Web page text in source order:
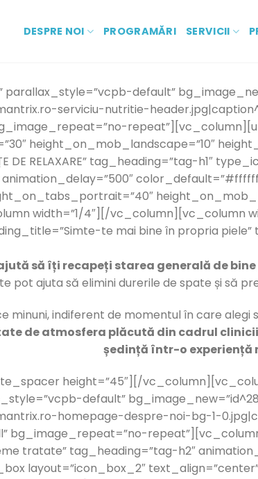
DESPRE NOI PROGRAMĂRI SERVICII
parallax_style=”vcpb-default”
serviciu-nutritie-
height_on_mob_landscape=”10″
DE RELAXARE” tag_heading=”tag-h1″
width=”1/4″][/vc_column][vc_column
te mai bine în propria piele”
să îți recapeți starea generală de
pot ajuta să elimini durerile de spate și să
minuni, indiferent de momentul în care alegi
de atmosfera plăcută din cadrul
ședință într-o experiență
height=”45″][/
default”
homepage-despre-noi-bg-1-
bg_image_repeat=”no-
tratate” tag_heading=”tag-h2″
layout=”icon_box_2″